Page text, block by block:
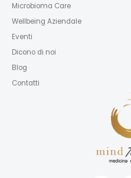
Microbioma Care
Wellbeing Aziendale
Eventi
Dicono di noi
Blog
Contatti